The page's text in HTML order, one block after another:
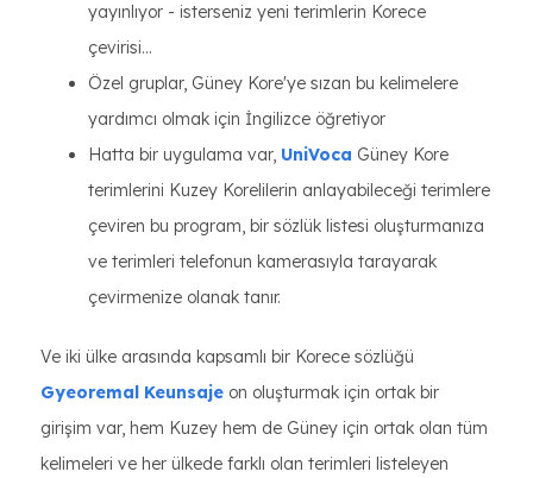
yayınlıyor - isterseniz yeni terimlerin Korece
çevirisi...
Özel gruplar, Güney Kore'ye sızan bu kelimelere
yardımcı olmak için İngilizce öğretiyor
Hatta bir uygulama var, UniVoca Güney Kore
terimlerini Kuzey Korelilerin anlayabileceği terimlere
çeviren bu program, bir sözlük listesi oluşturmanıza
ve terimleri telefonun kamerasıyla tarayarak
çevirmenize olanak tanır.
Ve iki ülke arasında kapsamlı bir Korece sözlüğü
Gyeoremal Keunsaje on oluşturmak için ortak bir
girişim var, hem Kuzey hem de Güney için ortak olan tüm
kelimeleri ve her ülkede farklı olan terimleri listeleyen